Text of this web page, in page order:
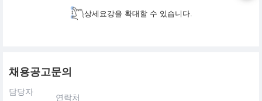
상세요강을 확대할 수 있습니다.
채용공고문의
담당자
연락처